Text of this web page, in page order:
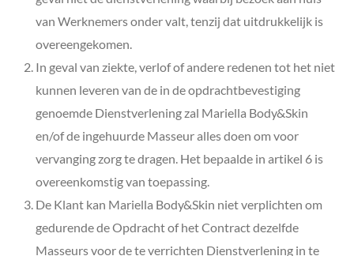
van Werknemers onder valt, tenzij dat uitdrukkelijk is
overeengekomen.
In geval van ziekte, verlof of andere redenen tot het niet
kunnen leveren van de in de opdrachtbevestiging
genoemde Dienstverlening zal Mariella Body&Skin
en/of de ingehuurde Masseur alles doen om voor
vervanging zorg te dragen. Het bepaalde in artikel 6 is
overeenkomstig van toepassing.
De Klant kan Mariella Body&Skin niet verplichten om
gedurende de Opdracht of het Contract dezelfde
Masseurs voor de te verrichten Dienstverlening in te